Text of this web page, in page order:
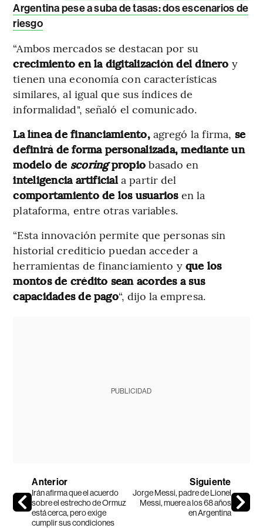
Argentina pese a suba de tasas: dos escenarios de
riesgo
“Ambos mercados se destacan por su
crecimiento en la digitalización del dinero y
tienen una economía con características
similares, al igual que sus índices de
informalidad", señaló el comunicado.
La línea de financiamiento,agregó la firma, se
definirá de forma personalizada, mediante un
modelo de scoringpropiobasado en
inteligencia artificiala partir del
comportamiento de los usuarios en la
plataforma, entre otras variables.
“Esta innovación permite que personas sin
historial crediticio puedan acceder a
herramientas de financiamiento y que los
montos de crédito sean acordes a sus
capacidades de pago“, dijo la empresa.
PUBLICIDAD
Anterior
Irán afirma que el acuerdo
sobre el estrecho de Ormuz
está cerca, pero exige
cumplir sus condiciones
Siguiente
Jorge Messi, padre de Lionel
Messi, muere a los 68 años
en Argentina